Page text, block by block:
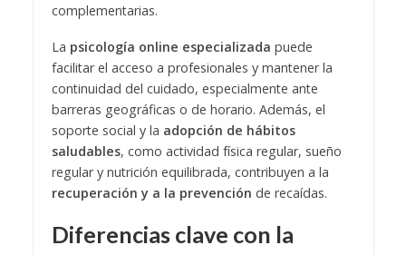
complementarias.
La psicología online especializada puede
facilitar el acceso a profesionales y mantener la
continuidad del cuidado, especialmente ante
barreras geográficas o de horario. Además, el
soporte social y la adopción de hábitos
saludables, como actividad física regular, sueño
regular y nutrición equilibrada, contribuyen a la
recuperación y a la prevención de recaídas.
Diferencias clave con la